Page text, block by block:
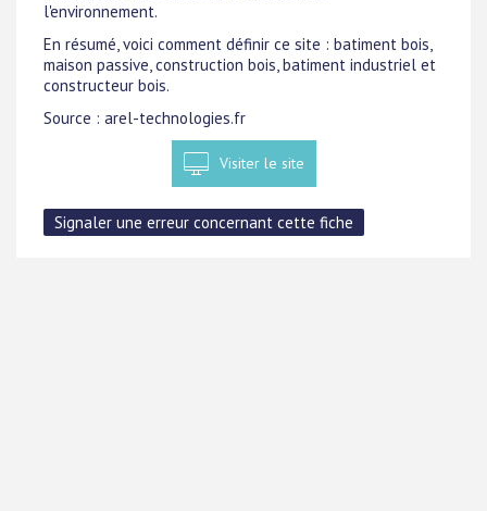
l'environnement.
En résumé, voici comment définir ce site : batiment bois,
maison passive, construction bois, batiment industriel et
constructeur bois.
Source : arel-technologies.fr
Visiter le site